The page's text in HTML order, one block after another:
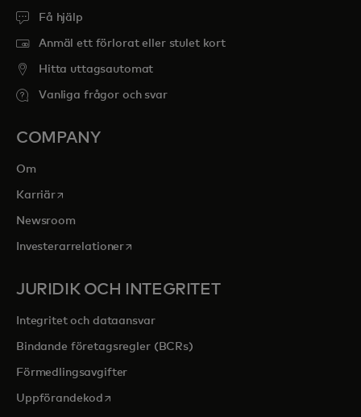
Få hjälp
Anmäl ett förlorat eller stulet kort
Hitta uttagsautomat
Vanliga frågor och svar
COMPANY
Om
Karriäropens in a new tab
Newsroom
Investerarrelationeropens in a new tab
JURIDIK OCH INTEGRITET
Integritet och dataansvar
Bindande företagsregler (BCRs)
Förmedlingsavgifter
Uppförandekod opens in a new tab